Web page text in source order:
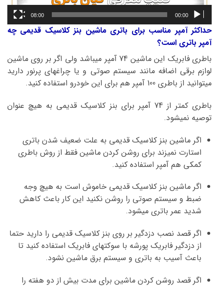
00:00
08:00
حداکثر آمپر مناسب برای باتری ماشین بنز کلاسیک قدیمی چه
آمپر باتری است؟
باطری فابریک این ماشین 74 آمپر میباشد ولی اگر بر روی ماشین
لوازم برقی اضافه مانند سیستم صوتی و یا چراغهای پرنور دارید
میتوانید از باطری 100 آمپر هم برای این خودرو استفاده کنید.
باطری کمتر از 74 آمپر برای بنز کلاسیک قدیمی به هیچ عنوان
توصیه نمیشود.
اگر ماشین بنز کلاسیک قدیمی به علت ضعیف شدن باتری
استارت نمیزند برای روشن کردن ماشین فقط از روش باطری
کمکی هم آمپر استفاده کنید.
اگر ماشین بنز کلاسیک قدیمی خاموش است به هیچ وجه
ضبط و سیستم صوتی را روشن نکنید این کار باعث کاهش
شدید عمر باتری میشود.
اگر قصد نصب دزدگیر بر روی بنز کلاسیک قدیمی را دارید حتما
از دزدگیر فابریک پورشه با سوکتهای فابریک استفاده کنید تا
باعث آسیب به باتری و سیستم برق ماشین نشود.
اگر قصد روشن کردن ماشین برای مدت بیش از دو هفته را